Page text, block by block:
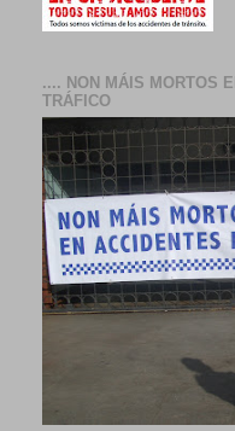
.... NON MÁIS MORTOS
TRÁFICO